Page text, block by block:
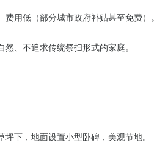
费用低（部分城市政府补贴甚至免费）
然、不追求传统祭扫形式的家庭。
坪下，地面设置小型卧碑，美观节地。